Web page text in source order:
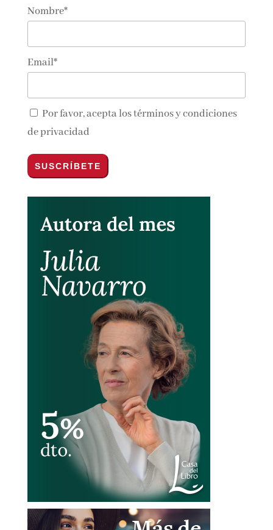
Nombre*
Email*
Por favor, acepta lostérminos y condiciones
de privacidad